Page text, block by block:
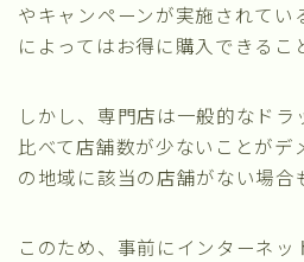
やキャンペーンが実施されてい
によってはお得に購入できるこ
しかし、専門店は一般的なド
比べて店舗数が少ないことがデ
の地域に該当の店舗がない場合
このため、事前にインターネッ